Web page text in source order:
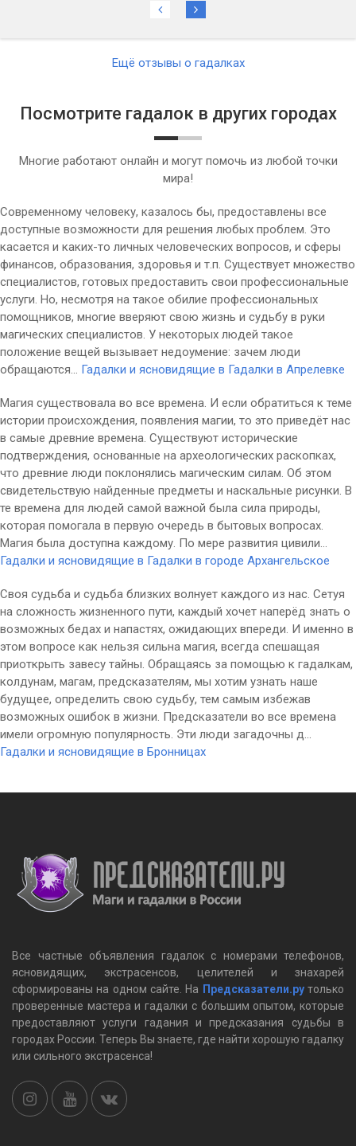
Ещё отзывы о гадалках
Посмотрите гадалок в других городах
Многие работают онлайн и могут помочь из любой точки
мира!
Современному человеку, казалось бы, предоставлены все
доступные возможности для решения любых проблем. Это
касается и каких-то личных человеческих вопросов, и сферы
финансов, образования, здоровья и т.п. Существует множество
специалистов, готовых предоставить свои профессиональные
услуги. Но, несмотря на такое обилие профессиональных
помощников, многие вверяют свою жизнь и судьбу в руки
магических специалистов. У некоторых людей такое
положение вещей вызывает недоумение: зачем люди
обращаются... Гадалки и ясновидящие в Гадалки в Апрелевке
Магия существовала во все времена. И если обратиться к теме
истории происхождения, появления магии, то это приведёт нас
в самые древние времена. Существуют исторические
подтверждения, основанные на археологических раскопках,
что древние люди поклонялись магическим силам. Об этом
свидетельствую найденные предметы и наскальные рисунки. В
те времена для людей самой важной была сила природы,
которая помогала в первую очередь в бытовых вопросах.
Магия была доступна каждому. По мере развития цивили...
Гадалки и ясновидящие в Гадалки в городе Архангельское
Своя судьба и судьба близких волнует каждого из нас. Сетуя
на сложность жизненного пути, каждый хочет наперёд знать о
возможных бедах и напастях, ожидающих впереди. И именно в
этом вопросе как нельзя сильна магия, всегда спешащая
приоткрыть завесу тайны. Обращаясь за помощью к гадалкам,
колдунам, магам, предсказателям, мы хотим узнать наше
будущее, определить свою судьбу, тем самым избежав
возможных ошибок в жизни. Предсказатели во все времена
имели огромную популярность. Эти люди загадочны д...
Гадалки и ясновидящие в Бронницах
Все частные объявления гадалок c номерами телефонов,
ясновидящих, экстрасенсов, целителей и знахарей
сформированы на одном сайте. На Предсказатели.ру только
проверенные мастера и гадалки с большим опытом, которые
предоставляют услуги гадания и предсказания судьбы в
городах России. Теперь Вы знаете, где найти хорошую гадалку
или сильного экстрасенса!